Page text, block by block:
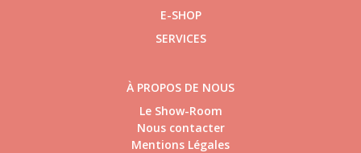
E-SHOP
SERVICES
À PROPOS DE NOUS
Le Show-Room
Nous contacter
Mentions Légales